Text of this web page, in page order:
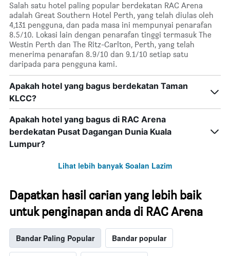
Salah satu hotel paling popular berdekatan RAC Arena
adalah Great Southern Hotel Perth, yang telah diulas oleh
4,131 pengguna, dan pada masa ini mempunyai penarafan
8.5/10. Lokasi lain dengan penarafan tinggi termasuk The
Westin Perth dan The Ritz-Carlton, Perth, yang telah
menerima penarafan 8.9/10 dan 9.1/10 setiap satu
daripada para pengguna kami.
Apakah hotel yang bagus berdekatan Taman
KLCC?
Apakah hotel yang bagus di RAC Arena
berdekatan Pusat Dagangan Dunia Kuala
Lumpur?
Lihat lebih banyak Soalan Lazim
Dapatkan hasil carian yang lebih baik
untuk penginapan anda di RAC Arena
Bandar Paling Popular Bandar popular